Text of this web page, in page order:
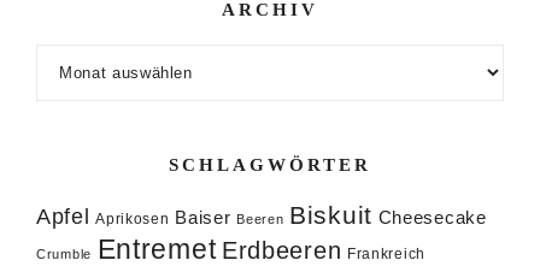
ARCHIV
SCHLAGWÖRTER
Apfel Aprikosen Baiser Beeren Biskuit Cheesecake
Crumble Entremet Erdbeeren Frankreich